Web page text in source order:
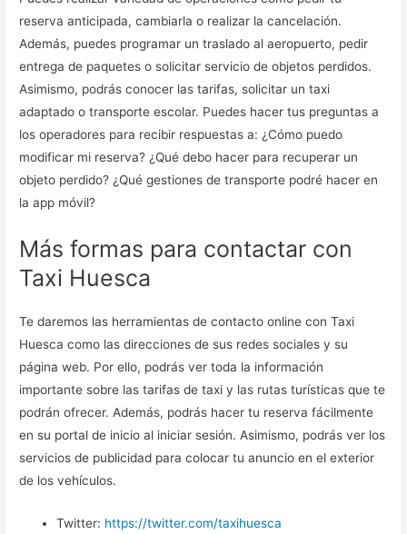
reserva anticipada, cambiarla o realizar la cancelación.
Además, puedes programar un traslado al aeropuerto, pedir
entrega de paquetes o solicitar servicio de objetos perdidos.
Asimismo, podrás conocer las tarifas, solicitar un taxi
adaptado o transporte escolar. Puedes hacer tus preguntas a
los operadores para recibir respuestas a: ¿Cómo puedo
modificar mi reserva? ¿Qué debo hacer para recuperar un
objeto perdido? ¿Qué gestiones de transporte podré hacer en
la app móvil?
Más formas para contactar con
Taxi Huesca
Te daremos las herramientas de contacto online con Taxi
Huesca como las direcciones de sus redes sociales y su
página web. Por ello, podrás ver toda la información
importante sobre las tarifas de taxi y las rutas turísticas que te
podrán ofrecer. Además, podrás hacer tu reserva fácilmente
en su portal de inicio al iniciar sesión. Asimismo, podrás ver los
servicios de publicidad para colocar tu anuncio en el exterior
de los vehículos.
Twitter: https://twitter.com/taxihuesca